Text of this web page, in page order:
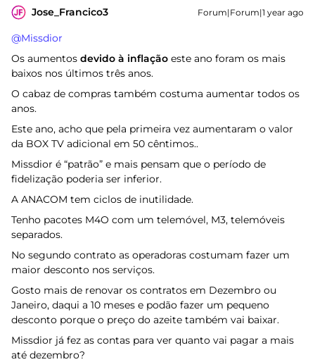
Jose_Francico3 Forum|Forum|1 year ago
@Missdior
Os aumentos devido à inflação este ano foram os mais
baixos nos últimos três anos.
O cabaz de compras também costuma aumentar todos os
anos.
Este ano, acho que pela primeira vez aumentaram o valor
da BOX TV adicional em 50 cêntimos..
Missdior é “patrão” e mais pensam que o período de
fidelização poderia ser inferior.
A ANACOM tem ciclos de inutilidade.
Tenho pacotes M4O com um telemóvel, M3, telemóveis
separados.
No segundo contrato as operadoras costumam fazer um
maior desconto nos serviços.
Gosto mais de renovar os contratos em Dezembro ou
Janeiro, daqui a 10 meses e podão fazer um pequeno
desconto porque o preço do azeite também vai baixar.
Missdior já fez as contas para ver quanto vai pagar a mais
até dezembro?